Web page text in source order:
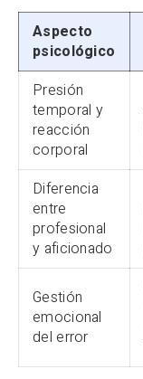
Aspecto
psicológico
Presión
temporal y
reacción
corporal
Diferencia
entre
profesional
y aficionado
Gestión
emocional
del error